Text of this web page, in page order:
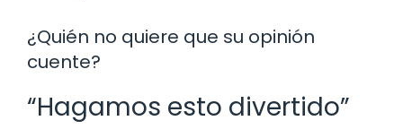
¿Quién no quiere que su opinión
cuente?
“Hagamos esto divertido”